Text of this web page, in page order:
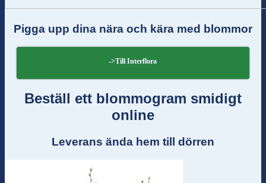
Pigga upp dina nära och kära med blommor
->Till Interflora
Beställ ett blommogram smidigt
online
Leverans ända hem till dörren